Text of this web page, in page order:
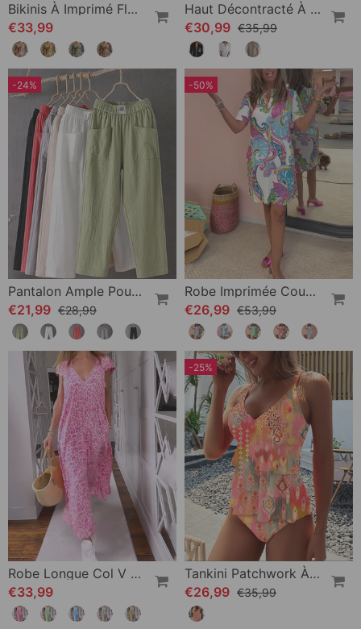
Bikinis À Imprimé Floral Et Cache-Maillot
€33,99
Haut Décontracté À Empiècements Et Boutons À Sequins
€30,99 €35,99
-24%
Pantalon Ample Pour Femme
€21,99 €28,99
-50%
Robe Imprimée Coupe Slim
€26,99 €53,99
Robe Longue Col V En Imprimé À Manches Courtes
€33,99
-25%
Tankini Patchwork À Volants Et Bretelles Imprimées
€26,99 €35,99